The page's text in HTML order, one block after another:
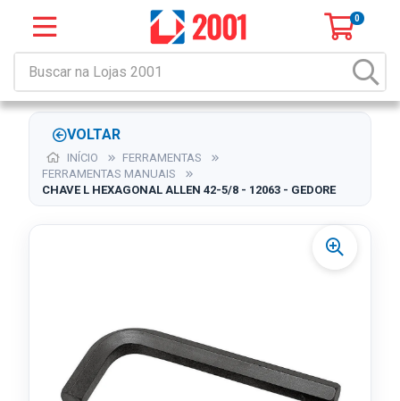
0
VOLTAR
INÍCIO
FERRAMENTAS
FERRAMENTAS MANUAIS
CHAVE L HEXAGONAL ALLEN 42-5/8 - 12063 - GEDORE